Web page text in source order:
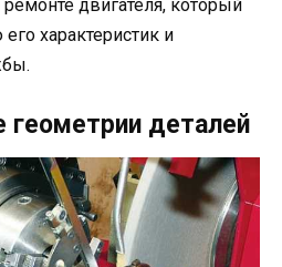
двигателя, который
характеристик и
геометрии деталей